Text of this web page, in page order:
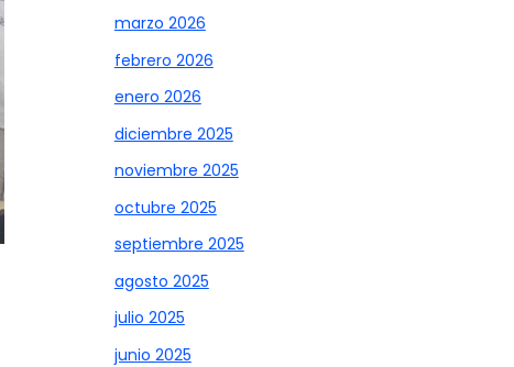
marzo 2026
febrero 2026
enero 2026
diciembre 2025
noviembre 2025
octubre 2025
septiembre 2025
agosto 2025
julio 2025
junio 2025